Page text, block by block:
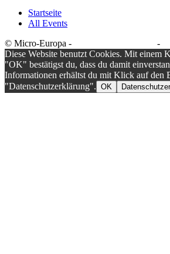
Startseite
All Events
© Micro-Europa -
-
Diese Website benutzt Cookies. Mit einem
"OK" bestätigst du, dass du damit
Informationen erhältst du mit Klick auf den
"Datenschutzerklärung". OK